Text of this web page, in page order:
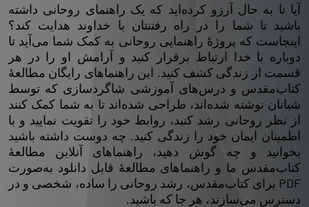
آیا تا به حال آرزو کرده‌اید که یک راهنمای روحانی‌ داشته
باشید تا شما را در راه رفتنتان با خداوند هدایت کند؟
اینجاست که پروژۀ راهنمایی روحانی به کمک شما می‌آید تا
دوباره با خدا ارتباط برقرار کنید و آرامش او را در هر
قسمت از زندگی کشف کنید. این راهنماهای رایگان مطالعۀ
کتاب‌مقدس و درس‌های آموزشی شاگردسازی که توسط
شبانان نوشته شده‌اند، طراحی شده‌اند تا به شما کمک کنند
از نظر روحانی رشد کنید، روابط خود را تقویت نمایید و با
اطمینان ایمان خود را زندگی کنید. چه دوست داشته باشید
بخوانید و چه گوش دهید، راهنماهای آنلاین مطالعۀ
کتاب‌مقدس ما و راهنماهای مطالعۀ قابل دانلود به‌صورت
PDF برای کتاب‌مقدس، رشد روحانی را ساده، شخصی و در
دسترس می‌سازند، هر جا که باشید.